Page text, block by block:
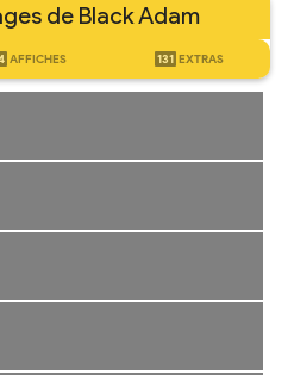
de Black Adam
AFFICHES 131 EXTRAS